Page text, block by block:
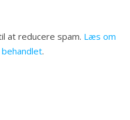
at reducere spam. Læs om
.